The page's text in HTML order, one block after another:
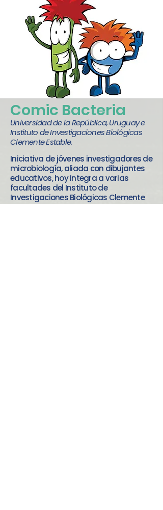
Comic Bacteria
Universidad de la República, Uruguay e
Instituto de Investigaciones Biológicas
Clemente Estable.
Iniciativa de jóvenes investigadores de
microbiología, aliada con dibujantes
educativos, hoy integra a varias
facultades del Instituto de
Investigaciones Biológicas Clemente
Estable y de la Universidad de la